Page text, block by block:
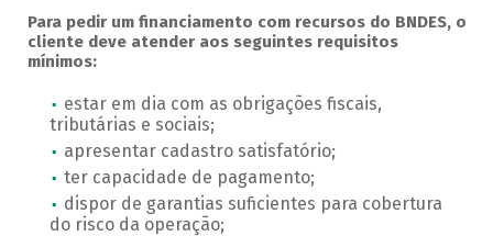
Para pedir um financiamento com recursos do BNDES, o
cliente deve atender aos seguintes requisitos
mínimos:
estar em dia com as obrigações fiscais,
tributárias e sociais;
apresentar cadastro satisfatório;
ter capacidade de pagamento;
dispor de garantias suficientes para cobertura
do risco da operação;